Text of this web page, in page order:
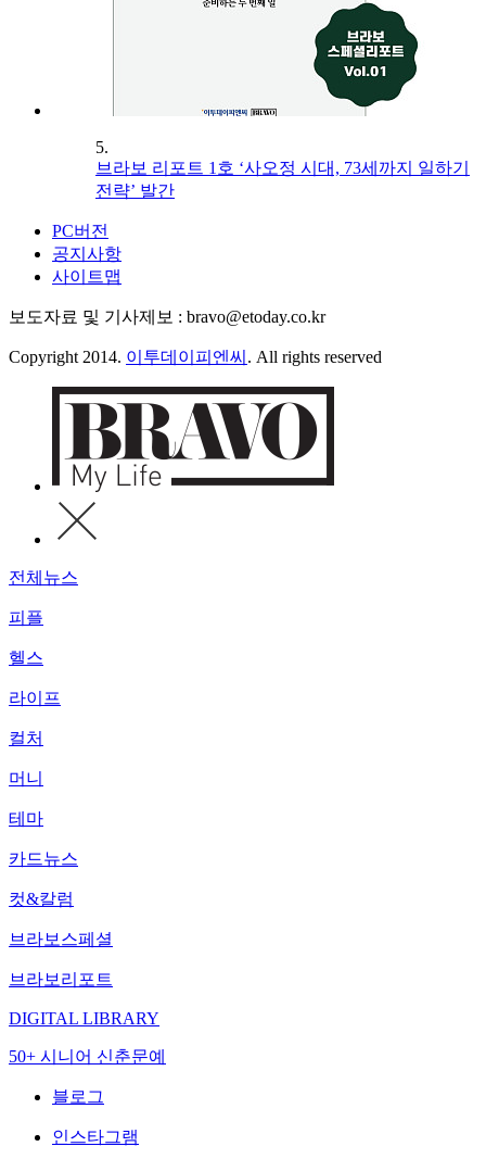
5.
브라보 리포트 1호 ‘사오정 시대, 73세까지 일하기
전략’ 발간
PC버전
공지사항
사이트맵
보도자료 및 기사제보 : bravo@etoday.co.kr
Copyright 2014. 이투데이피엔씨 . All rights reserved
전체뉴스
피플
헬스
라이프
컬처
머니
테마
카드뉴스
컷&칼럼
브라보스페셜
브라보리포트
DIGITAL LIBRARY
50+ 시니어 신춘문예
블로그
인스타그램